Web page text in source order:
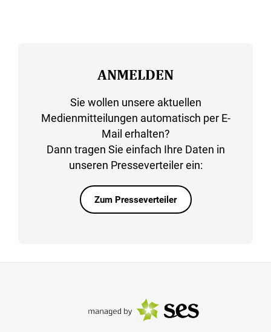
ANMELDEN
Sie wollen unsere aktuellen
Medienmitteilungen automatisch per E-
Mail erhalten?
Dann tragen Sie einfach Ihre Daten in
unseren Presseverteiler ein:
Zum Presseverteiler